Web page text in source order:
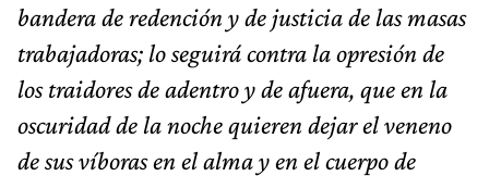
bandera de redención y de justicia de las masas
trabajadoras; lo seguirá contra la opresión de
los traidores de adentro y de afuera, que en la
oscuridad de la noche quieren dejar el veneno
de sus víboras en el alma y en el cuerpo de